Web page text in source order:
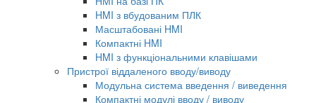
HMI з вбудованим ПЛК
Масштабовані HMI
Компактні HMI
HMI з функціональними клавішами
Пристрої віддаленого вводу/виводу
Модульна система введення / виведення
Компактні модулі вводу / виводу